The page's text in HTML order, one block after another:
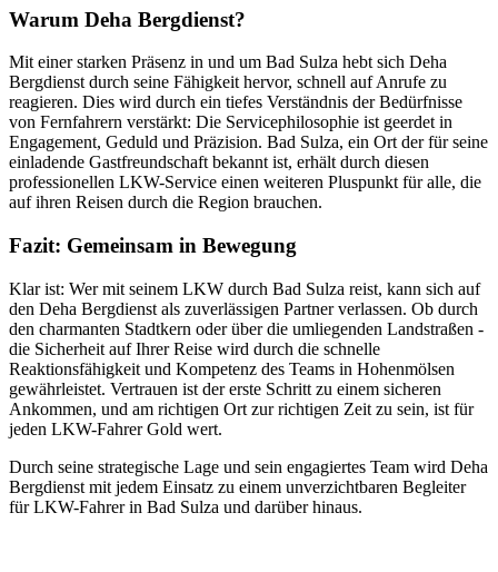
Warum Deha Bergdienst?
Mit einer starken Präsenz in und um Bad Sulza hebt sich Deha
Bergdienst durch seine Fähigkeit hervor, schnell auf Anrufe zu
reagieren. Dies wird durch ein tiefes Verständnis der Bedürfnisse
von Fernfahrern verstärkt: Die Servicephilosophie ist geerdet in
Engagement, Geduld und Präzision. Bad Sulza, ein Ort der für seine
einladende Gastfreundschaft bekannt ist, erhält durch diesen
professionellen LKW-Service einen weiteren Pluspunkt für alle, die
auf ihren Reisen durch die Region brauchen.
Fazit: Gemeinsam in Bewegung
Klar ist: Wer mit seinem LKW durch Bad Sulza reist, kann sich auf
den Deha Bergdienst als zuverlässigen Partner verlassen. Ob durch
den charmanten Stadtkern oder über die umliegenden Landstraßen -
die Sicherheit auf Ihrer Reise wird durch die schnelle
Reaktionsfähigkeit und Kompetenz des Teams in Hohenmölsen
gewährleistet. Vertrauen ist der erste Schritt zu einem sicheren
Ankommen, und am richtigen Ort zur richtigen Zeit zu sein, ist für
jeden LKW-Fahrer Gold wert.
Durch seine strategische Lage und sein engagiertes Team wird Deha
Bergdienst mit jedem Einsatz zu einem unverzichtbaren Begleiter
für LKW-Fahrer in Bad Sulza und darüber hinaus.